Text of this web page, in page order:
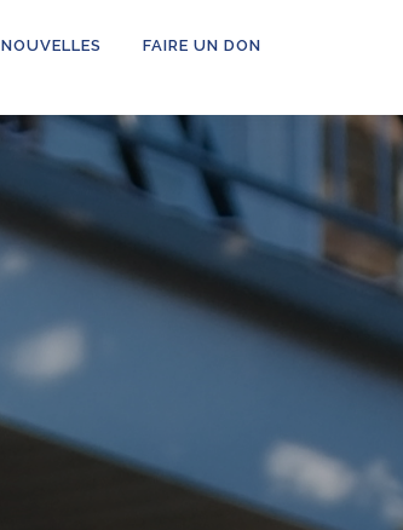
NOUVELLES FAIRE UN DON